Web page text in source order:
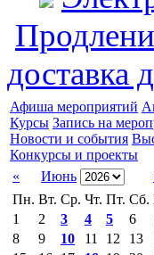
доставка
Афиша мероприятий
Курсы Запись на
Новости и события
Конкурсы и проекты
«
Июнь
Пн. Вт. Ср. Чт. Пт. Сб.
1
2 3 4 5 6
8
9 10 11 12 13